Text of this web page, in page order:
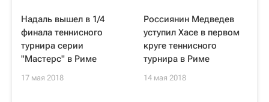
Надаль вышел в 1/4
финала теннисного
турнира серии
"Мастерс" в Риме
17 мая 2018
Россиянин Медведев
уступил Хасе в первом
круге теннисного
турнира в Риме
14 мая 2018